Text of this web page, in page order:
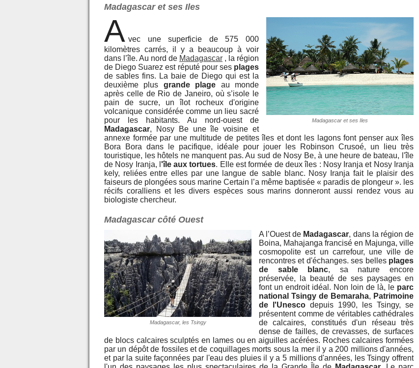
Madagascar et ses Iles
Madagascar et ses Iles
A vec une superficie de 575 000
kilomètres carrés, il y a beaucoup à voir
dans l’île. Au nord de Madagascar , la région
de Diego Suarez est réputé pour ses plages
de sables fins. La baie de Diego qui est la
deuxième plus grande plage au monde
après celle de Rio de Janeiro, où s’isole le
pain de sucre, un îlot rocheux d'origine
volcanique considérée comme un lieu sacré
pour les habitants. Au nord-ouest de
Madagascar, Nosy Be une île voisine et
annexe formée par une multitude de petites îles et dont les lagons font penser aux îles
Bora Bora dans le pacifique, idéale pour jouer les Robinson Crusoé, un lieu très
touristique, les hôtels ne manquent pas. Au sud de Nosy Be, à une heure de bateau, l'île
de Nosy Iranja, l 'île aux tortues. Elle est formée de deux îles : Nosy Iranja et Nosy Iranja
kely, reliées entre elles par une langue de sable blanc. Nosy Iranja fait le plaisir des
faiseurs de plongées sous marine Certain l’a même baptisée « paradis de plongeur ». les
récifs coralliens et les divers espèces sous marins donneront aussi rendez vous au
biologiste chercheur.
Madagascar côté Ouest
Madagascar, les Tsingy
A l’Ouest de Madagascar, dans la région de
Boina, Mahajanga francisé en Majunga, ville
cosmopolite est un carrefour, une ville de
rencontres et d'échanges. ses belles plages
de sable blanc, sa nature encore
préservée, la beauté de ses paysages en
font un endroit idéal. Non loin de là, le parc
national Tsingy de Bemaraha, Patrimoine
de l'Unesco depuis 1990, les Tsingy, se
présentent comme de véritables cathédrales
de calcaires, constitués d'un réseau très
dense de failles, de crevasses, de surfaces
de blocs calcaires sculptés en lames ou en aiguilles acérées. Roches calcaires formées
par un dépôt de fossiles et de coquillages morts sous la mer il y a 200 millions d'années,
et par la suite façonnées par l'eau des pluies il y a 5 millions d'années, les Tsingy offrent